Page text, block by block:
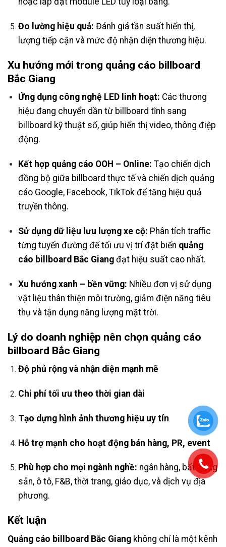
Đo lường hiệu quả: Đánh giá tần suất hiển thị,
lượng tiếp cận và mức độ nhận diện thương hiệu.
Xu hướng mới trong quảng cáo billboard
Bắc Giang
Ứng dụng công nghệ LED linh hoạt: Các thương
hiệu đang chuyển dần từ billboard tĩnh sang
billboard kỹ thuật số, giúp hiển thị video, thông điệp
động.
Kết hợp quảng cáo OOH – Online: Tạo chiến dịch
đồng bộ giữa billboard thực tế và chiến dịch quảng
cáo Google, Facebook, TikTok để tăng hiệu quả
truyền thông.
Sử dụng dữ liệu lưu lượng xe cộ: Phân tích traffic
từng tuyến đường để tối ưu vị trí đặt biển quảng
cáo billboard Bắc Giangđạt hiệu suất cao nhất.
Xu hướng xanh – bền vững: Nhiều đơn vị sử dụng
vật liệu thân thiện môi trường, giảm điện năng tiêu
thụ và tận dụng năng lượng mặt trời.
Lý do doanh nghiệp nên chọn quảng cáo
billboard Bắc Giang
Độ phủ rộng và nhận diện mạnh mẽ
Chi phí tối ưu theo thời gian dài
Tạo dựng hình ảnh thương hiệu uy tín
Hỗ trợ mạnh cho hoạt động bán hàng, PR, event
Phù hợp cho mọi ngành nghề: ngân hàng, bất động
sản, ô tô, F&B, thời trang, giáo dục, và dịch vụ địa
phương.
Kết luận
Quảng cáo billboard Bắc Giang không chỉ là một kênh